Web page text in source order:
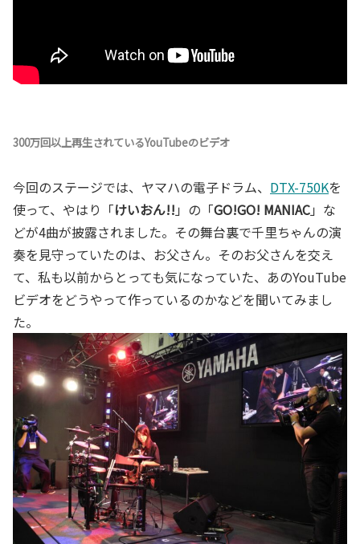
300万回以上再生されているYouTubeのビデオ
今回のステージでは、ヤマハの電子ドラム、 DTX-750Kを
使って、やはり「けいおん!! 」の「GO!GO! MANIAC」な
どが4曲が披露されました。その舞台裏で千里ちゃんの演
奏を見守っていたのは、お父さん。そのお父さんを交え
て、私も以前からとっても気になっていた、あのYouTube
ビデオをどうやって作っているのかなどを聞いてみまし
た。